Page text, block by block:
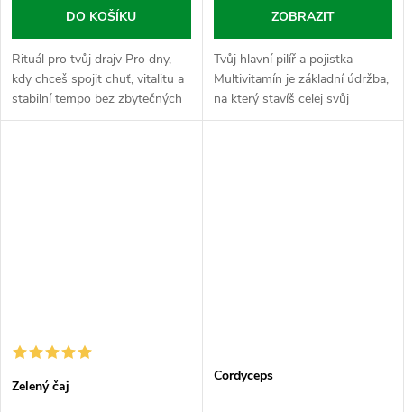
DO KOŠÍKU
Rituál pro tvůj drajv Pro dny,
kdy chceš spojit chuť, vitalitu a
stabilní tempo bez zbytečných
extrémů. Maca Kakao je v
ZOBRAZIT
Tvůj hlavní pilíř a pojistka
Multivitamín je základní údržba,
na který stavíš celej svůj
Nasypanej režim. Je to ta
Zelený čaj
Cordyceps